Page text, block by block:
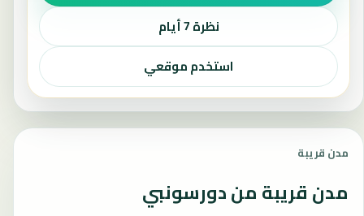
نظرة 7 أيام
استخدم موقعي
مدن قريبة
مدن قريبة من دورسونبي